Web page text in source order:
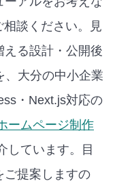
談ください。見
える設計・公開後
、大分の中小企業
・Next.js対応の
ームページ制作
ています。
目
ご提案しますの